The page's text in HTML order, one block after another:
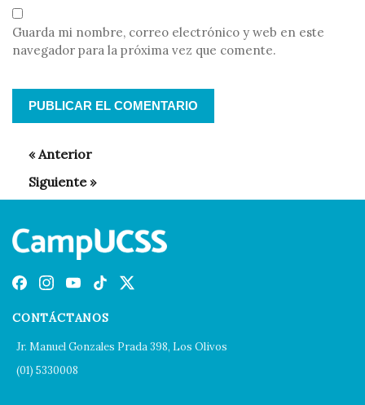
Guarda mi nombre, correo electrónico y web en este
navegador para la próxima vez que comente.
CONTÁCTANOS
Jr. Manuel Gonzales Prada 398, Los Olivos
(01) 5330008